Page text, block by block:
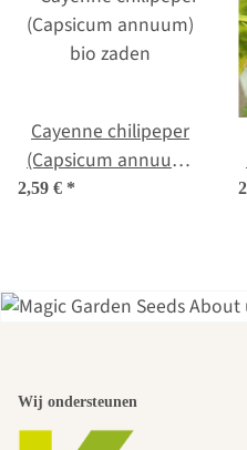
Cayenne chilipeper
(Capsicum annuum)
bio zaden
2,59 € *
Wij ondersteunen